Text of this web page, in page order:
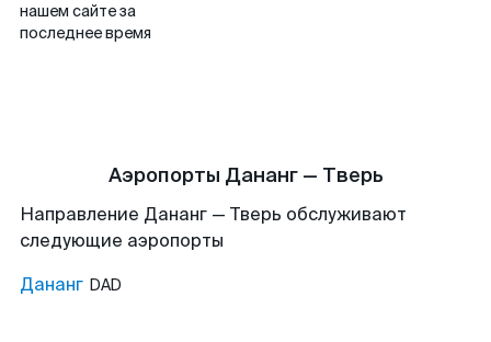
нашем сайте за
последнее время
Аэропорты Дананг — Тверь
Направление Дананг — Тверь обслуживают
следующие аэропорты
Дананг DAD